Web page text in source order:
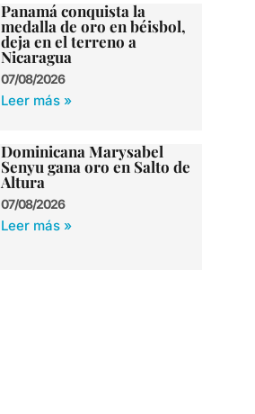
Panamá conquista la
medalla de oro en béisbol,
deja en el terreno a
Nicaragua
07/08/2026
Leer más »
Dominicana Marysabel
Senyu gana oro en Salto de
Altura
07/08/2026
Leer más »